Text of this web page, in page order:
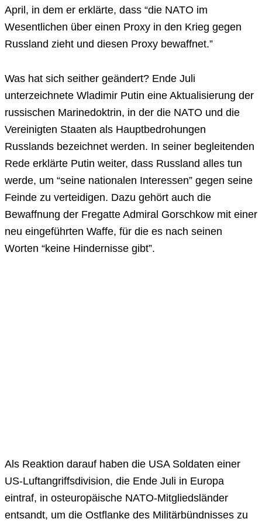
April, in dem er erklärte, dass “die NATO im
Wesentlichen über einen Proxy in den Krieg gegen
Russland zieht und diesen Proxy bewaffnet.”
Was hat sich seither geändert? Ende Juli
unterzeichnete Wladimir Putin eine Aktualisierung der
russischen Marinedoktrin, in der die NATO und die
Vereinigten Staaten als Hauptbedrohungen
Russlands bezeichnet werden. In seiner begleitenden
Rede erklärte Putin weiter, dass Russland alles tun
werde, um “seine nationalen Interessen” gegen seine
Feinde zu verteidigen. Dazu gehört auch die
Bewaffnung der Fregatte Admiral Gorschkow mit einer
neu eingeführten Waffe, für die es nach seinen
Worten “keine Hindernisse gibt”.
Als Reaktion darauf haben die USA Soldaten einer
US-Luftangriffsdivision, die Ende Juli in Europa
eintraf, in osteuropäische NATO-Mitgliedsländer
entsandt, um die Ostflanke des Militärbündnisses zu